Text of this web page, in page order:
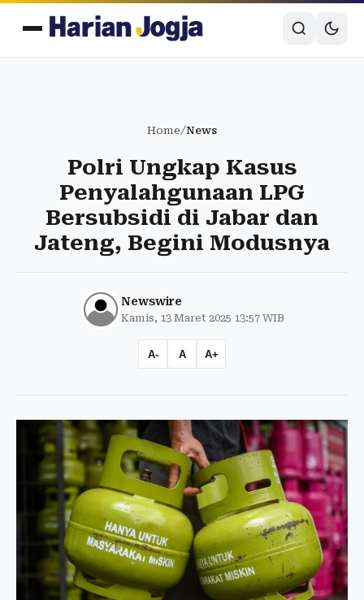
Home/News
Polri Ungkap Kasus
Penyalahgunaan LPG
Bersubsidi di Jabar dan
Jateng, Begini Modusnya
Newswire
Kamis, 13 Maret 2025 13:57 WIB
A- A A+